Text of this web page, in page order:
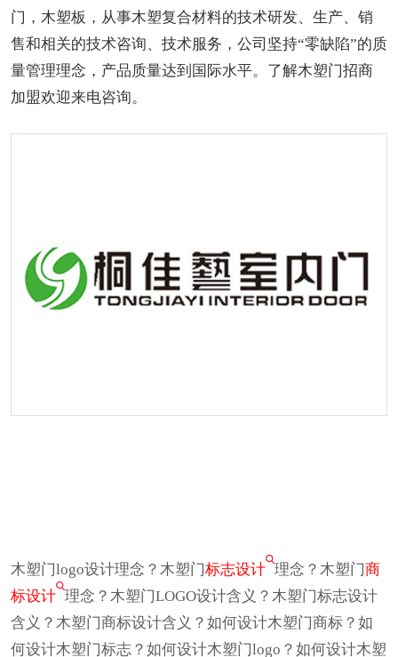
门，木塑板，从事木塑复合材料的技术研发、生产、销
售和相关的技术咨询、技术服务，公司坚持“零缺陷”的质
量管理理念，产品质量达到国际水平。了解木塑门招商
加盟欢迎来电咨询。
木塑门logo设计理念？木塑门标志设计 理念？木塑门商
标设计 理念？木塑门LOGO设计含义？木塑门标志设计
含义？木塑门商标设计含义？如何设计木塑门商标？如
何设计木塑门标志？如何设计木塑门logo？如何设计木塑